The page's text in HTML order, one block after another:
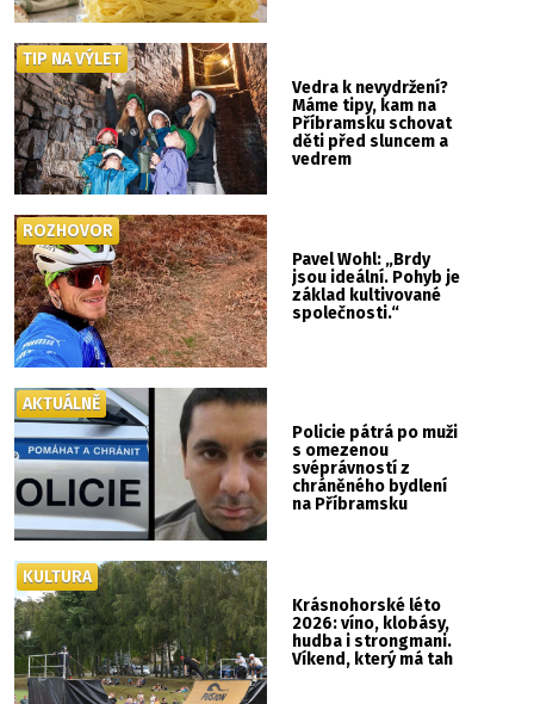
Vedra k nevydržení?
Máme tipy, kam na
Příbramsku schovat
děti před sluncem a
vedrem
TIP NA VÝLET
Pavel Wohl: „Brdy
jsou ideální. Pohyb je
základ kultivované
společnosti.“
ROZHOVOR
Policie pátrá po muži
s omezenou
svéprávností z
chráněného bydlení
na Příbramsku
AKTUÁLNĚ
Krásnohorské léto
2026: víno, klobásy,
hudba i strongmani.
Víkend, který má tah
KULTURA